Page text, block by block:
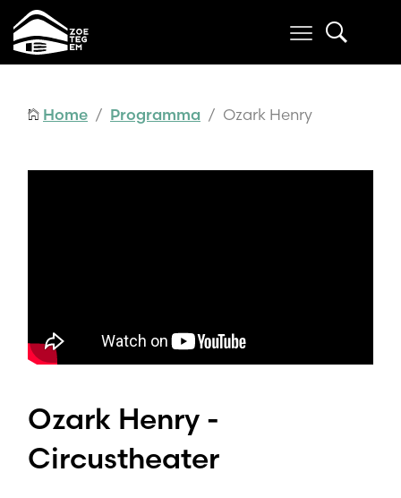
Home / Programma / Ozark Henry
Ozark Henry -
Circustheater